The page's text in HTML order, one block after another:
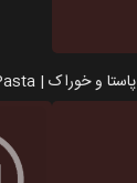
پاستا و خوراک | Pasta